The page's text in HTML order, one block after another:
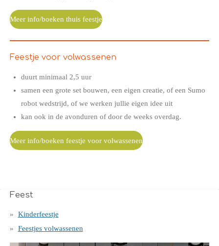
Meer info/boeken thuis feestje
Feestje voor volwassenen
duurt minimaal 2,5 uur
samen een grote set bouwen, een eigen creatie, of een Sumo
robot wedstrijd, of we werken jullie eigen idee uit
kan ook in de avonduren of door de weeks overdag.
Meer info/boeken feestje voor volwassenen
Feest
Kinderfeestje
Feestjes volwassenen